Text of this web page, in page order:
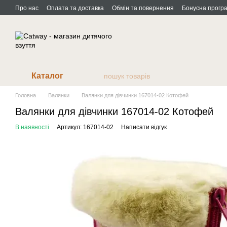
Перейти до основного контенту
Про нас Оплата та доставка Обмін та повернення Бонусна
Каталог
Головна Валянки Валянки для дівчинки 167014-02 Котофей
Валянки для дівчинки 167014-02 Котофей
В наявності Артикул: 167014-02 Написати відгук